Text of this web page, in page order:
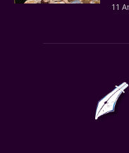
11